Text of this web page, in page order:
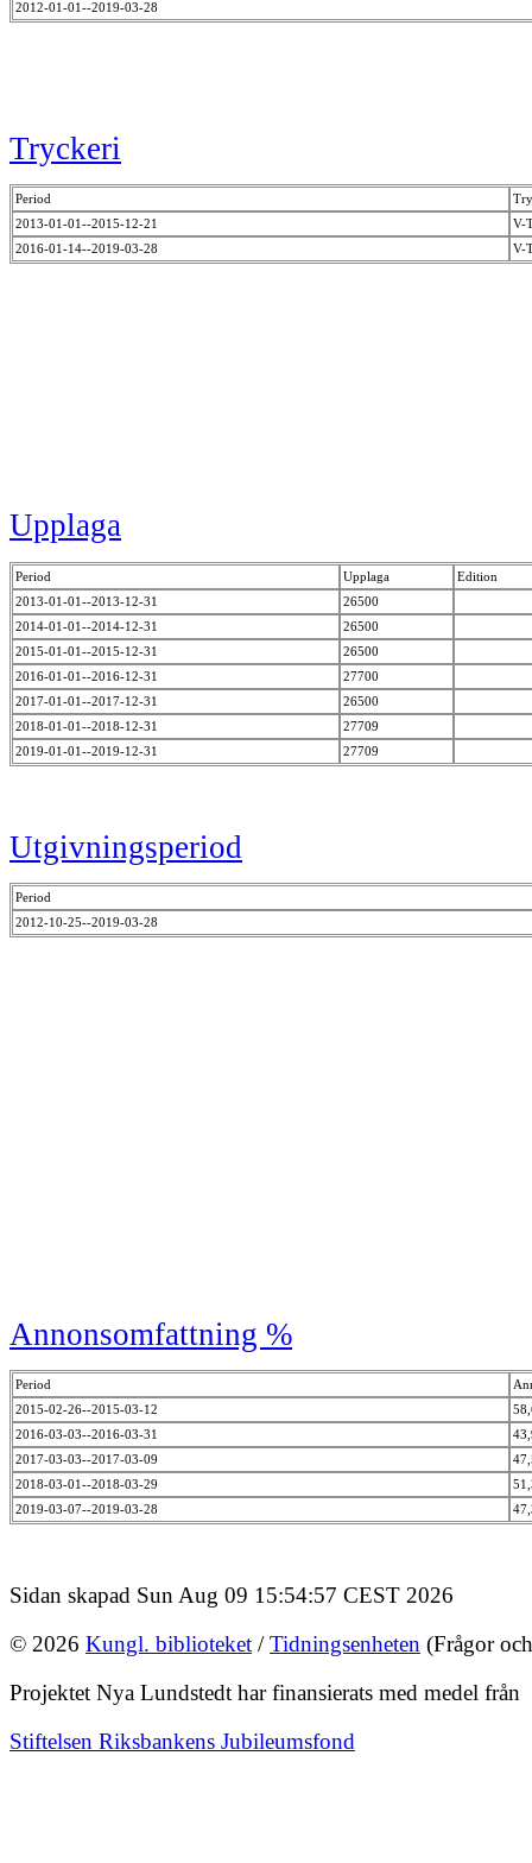
2012-01-01--2019-03-28
Tryckeri
Period
2013-01-01--2015-12-21
V-
2016-01-14--2019-03-28
V-
Upplaga
Period Upplaga
Edition
2013-01-01--2013-12-31
26500
2014-01-01--2014-12-31
26500
2015-01-01--2015-12-31
26500
2016-01-01--2016-12-31
27700
2017-01-01--2017-12-31
26500
2018-01-01--2018-12-31
27709
2019-01-01--2019-12-31
27709
Utgivningsperiod
Period
2012-10-25--2019-03-28
Annonsomfattning %
Period
2015-02-26--2015-03-12
2016-03-03--2016-03-31
2017-03-03--2017-03-09
2018-03-01--2018-03-29
2019-03-07--2019-03-28
Sidan skapad Sun Aug 09 15:54:57 CEST 2026
© 2026 Kungl. biblioteket /Tidningsenheten (Frågor
Projektet Nya Lundstedt har finansierats med medel från
Stiftelsen Riksbankens Jubileumsfond